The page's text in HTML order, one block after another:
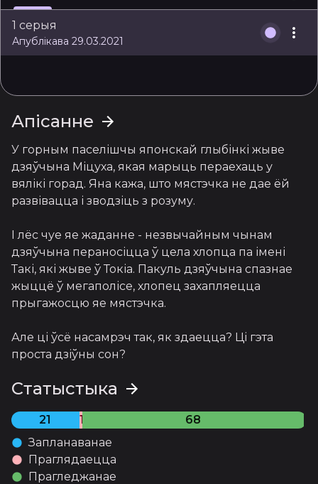
1 серыя
Апублікава 29.03.2021
Апісанне
У горным паселішчы японскай глыбінкі жыве
дзяўчына Міцуха, якая марыць пераехаць у
вялікі горад. Яна кажа, што мястэчка не дае ёй
развівацца і зводзіць з розуму.
І лёс чуе яе жаданне - незвычайным чынам
дзяўчына пераносіцца ў цела хлопца па імені
Такі, які жыве ў Токіа. Пакуль дзяўчына спазнае
жыццё ў мегаполісе, хлопец захапляецца
прыгажосцю яе мястэчка.
Але ці ўсё насамрэч так, як здаецца? Ці гэта
проста дзіўны сон?
Статыстыка
21 1
68
Запланаванае
Праглядаецца
Прагледжанае